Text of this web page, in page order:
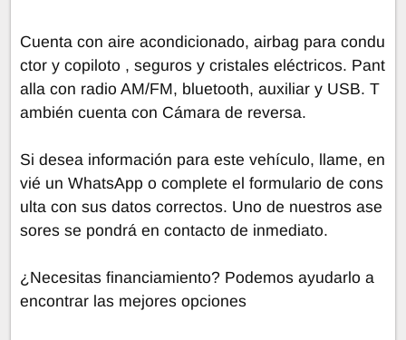
Cuenta con aire acondicionado, airbag para condu
ctor y copiloto , seguros y cristales eléctricos. Pant
alla con radio AM/FM, bluetooth, auxiliar y USB. T
ambién cuenta con Cámara de reversa.
Si desea información para este vehículo, llame, en
vié un WhatsApp o complete el formulario de cons
ulta con sus datos correctos. Uno de nuestros ase
sores se pondrá en contacto de inmediato.
¿Necesitas financiamiento? Podemos ayudarlo a
encontrar las mejores opciones